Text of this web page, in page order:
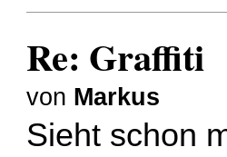
Re: Graffiti
von Markus
Sieht schon